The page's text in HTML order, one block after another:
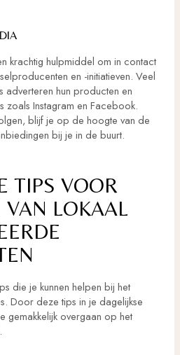
krachtig hulpmiddel om in contact
en -initiatieven. Veel
adverteren hun producten en
zoals Instagram en Facebook.
blijf je op de hoogte van de
bij je in de buurt.
TIPS VOOR
VAN LOKAAL
die je kunnen helpen bij het
Door deze tips in je dagelijkse
gemakkelijk overgaan op het